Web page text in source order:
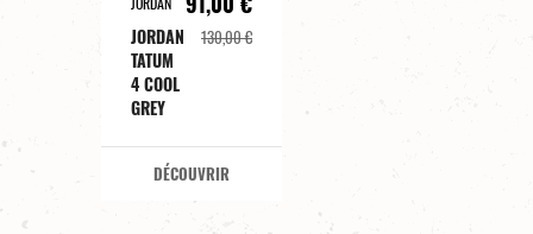
JORDAN
TATUM
4 COOL
GREY
130,00 €
DÉCOUVRIR